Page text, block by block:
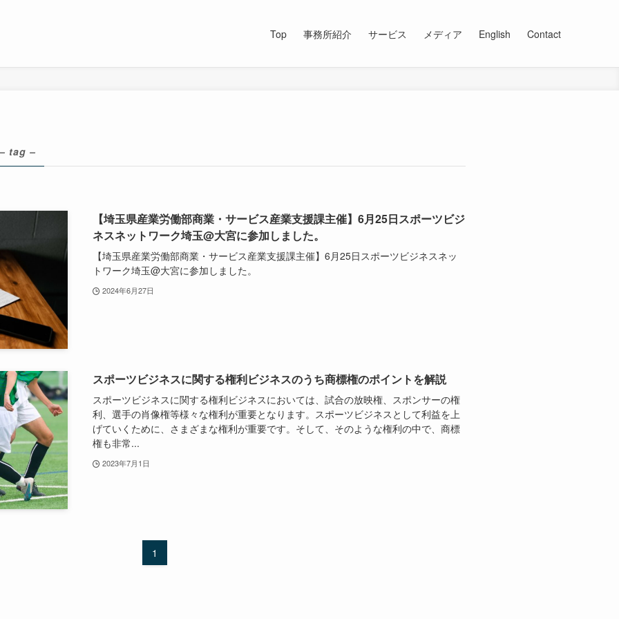
Top 事務所紹介 サービス メディア English Contact
– tag –
【埼玉県産業労働部商業・サービス産業支援課主催】6月25日スポーツビジ
ネスネットワーク埼玉@大宮に参加しました。
【埼玉県産業労働部商業・サービス産業支援課主催】6月25日スポーツビジネスネッ
トワーク埼玉@大宮に参加しました。
2024年6月27日
スポーツビジネスに関する権利ビジネスのうち商標権のポイントを解説
スポーツビジネスに関する権利ビジネスにおいては、試合の放映権、スポンサーの権
利、選手の肖像権等様々な権利が重要となります。スポーツビジネスとして利益を上
げていくために、さまざまな権利が重要です。そして、そのような権利の中で、商標
権も非常...
2023年7月1日
1